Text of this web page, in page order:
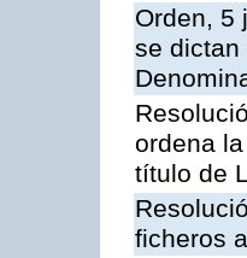
Orden, 5
se dictan
ordena
título de
ficheros